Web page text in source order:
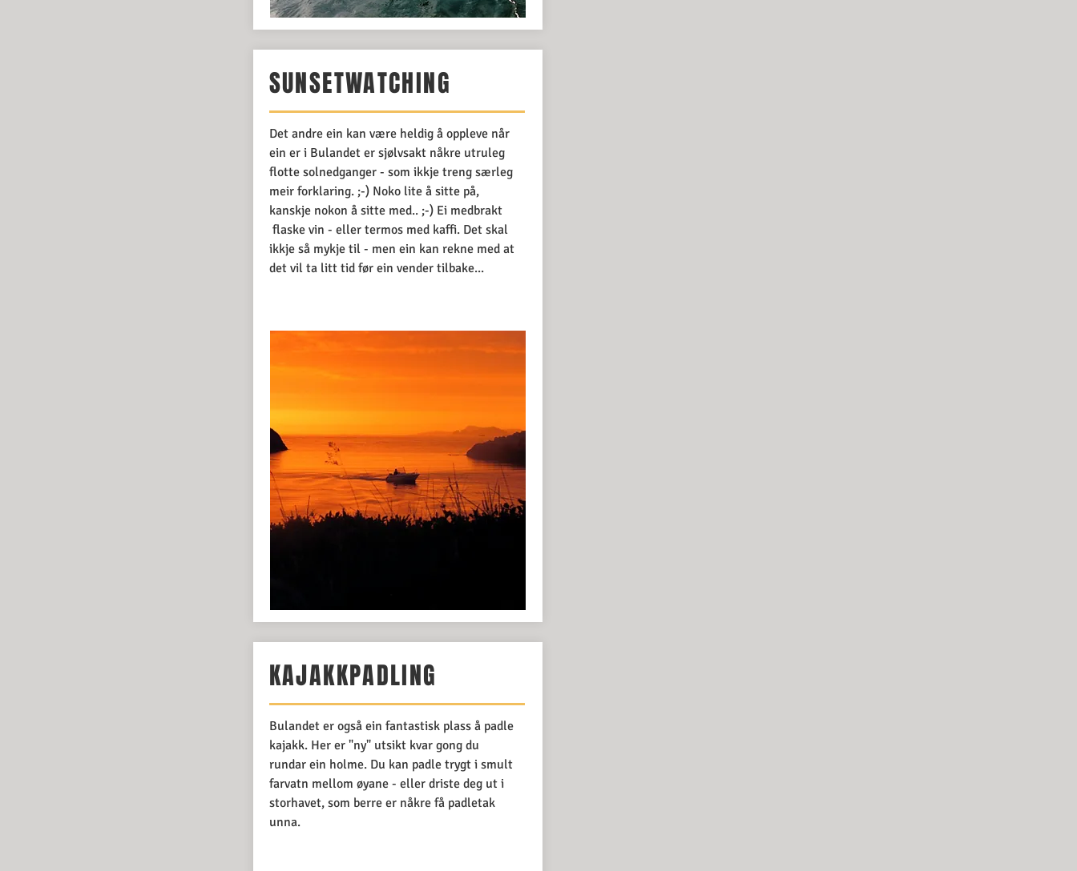
SUNSETWATCHING
Det andre ein kan være heldig å oppleve når
ein er i Bulandet er sjølvsakt nåkre utruleg
flotte solnedganger - som ikkje treng særleg
meir forklaring. ;-) Noko lite å sitte på,
kanskje nokon å sitte med.. ;-) Ei medbrakt
flaske vin - eller termos med kaffi. Det skal
ikkje så mykje til - men ein kan rekne med at
det vil ta litt tid før ein vender tilbake...
KAJAKKPADLING
Bulandet er også ein fantastisk plass å padle
kajakk. Her er "ny" utsikt kvar gong du
rundar ein holme. Du kan padle trygt i smult
farvatn mellom øyane - eller driste deg ut i
storhavet, som berre er nåkre få padletak
unna.